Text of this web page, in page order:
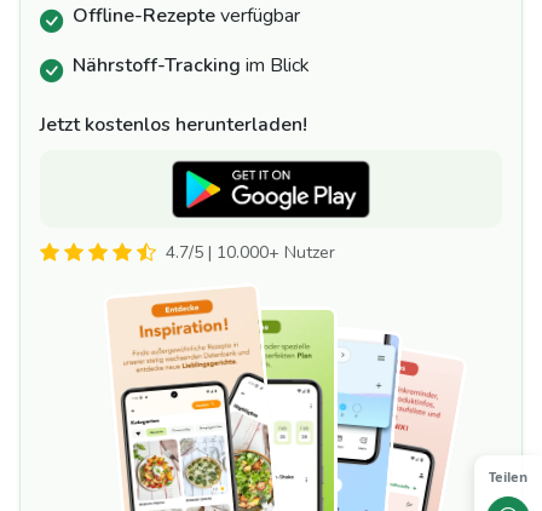
Teilen
Offline-Rezepteverfügbar
Nährstoff-Tracking im Blick
Jetzt kostenlos herunterladen!
4.7/5 | 10.000+ Nutzer